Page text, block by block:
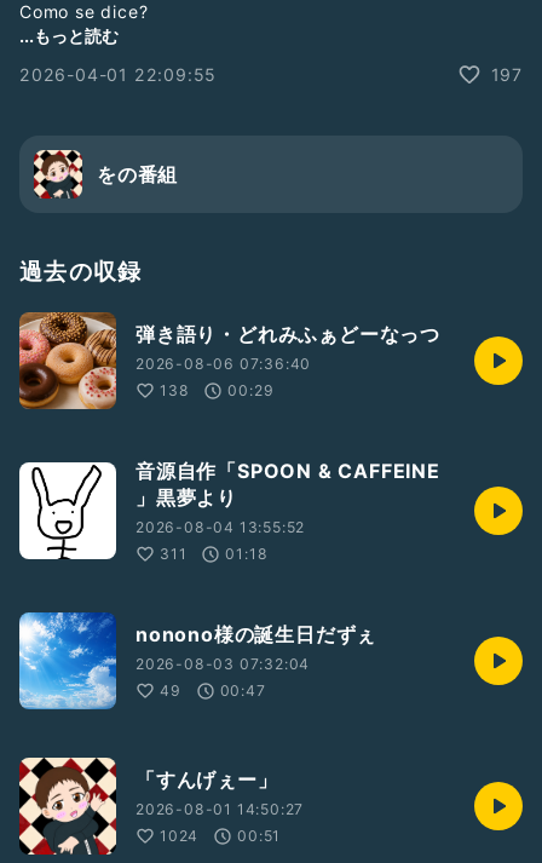
Como se dice?
Amor en el tu pa pa pa país?
Cómo se dice?
和訳
この世界の愛の名は？
ーーーーー
#オリジナル
#音楽
#DTM
#スペイン語
...もっと読む
2026-04-01 22:09:55
197
をの番組
過去の収録
弾き語り・どれみふぁどーなっつ
2026-08-06 07:36:40
138
00:29
音源自作「SPOON & CAFFEINE
」黒夢より
2026-08-04 13:55:52
311
01:18
nonono様の誕生日だずぇ
2026-08-03 07:32:04
49
00:47
「すんげぇー」
2026-08-01 14:50:27
1024
00:51